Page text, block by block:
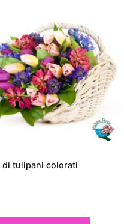
di tulipani colorati
per
Le
di